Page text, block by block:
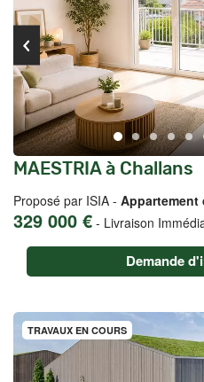
MAESTRIA à Challans
Proposé par ISIA - Appartement
329 000 € - Livraison
Demande
TRAVAUX EN COURS